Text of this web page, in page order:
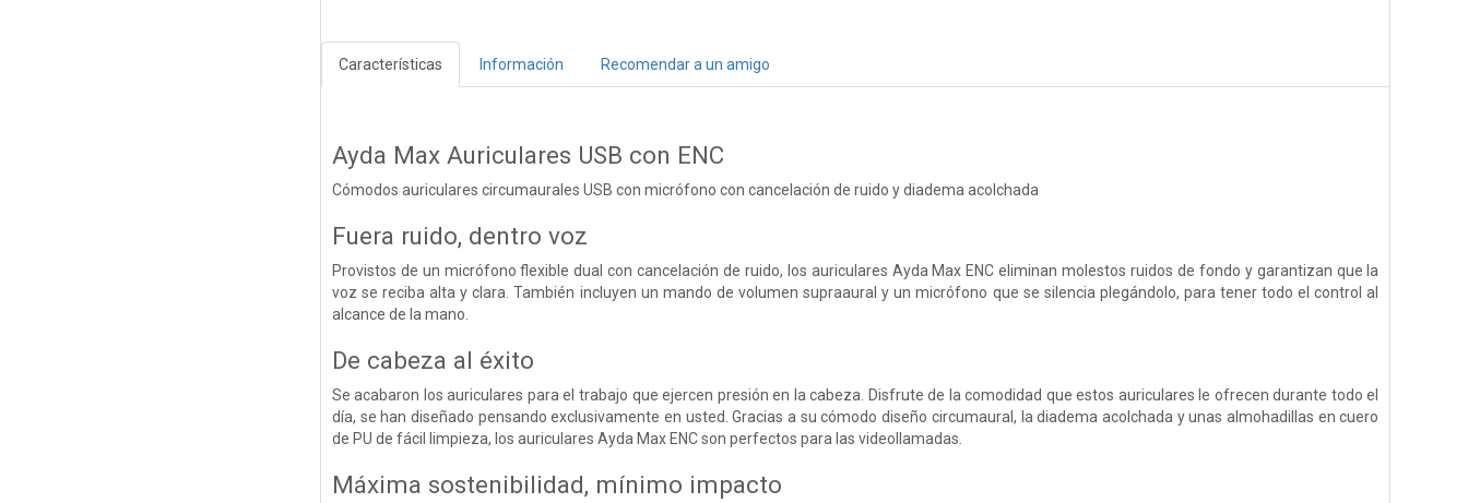
Características Información Recomendar a un amigo
Ayda Max Auriculares USB con ENC
Cómodos auriculares circumaurales USB con micrófono con cancelación de ruido y diadema acolchada
Fuera ruido, dentro voz
Provistos de un micrófono flexible dual con cancelación de ruido, los auriculares Ayda Max ENC eliminan molestos ruidos de fondo y garantizan que la
voz se reciba alta y clara. También incluyen un mando de volumen supraaural y un micrófono que se silencia plegándolo, para tener todo el control al
alcance de la mano.
De cabeza al éxito
Se acabaron los auriculares para el trabajo que ejercen presión en la cabeza. Disfrute de la comodidad que estos auriculares le ofrecen durante todo el
día, se han diseñado pensando exclusivamente en usted. Gracias a su cómodo diseño circumaural, la diadema acolchada y unas almohadillas en cuero
de PU de fácil limpieza, los auriculares Ayda Max ENC son perfectos para las videollamadas.
Máxima sostenibilidad, mínimo impacto